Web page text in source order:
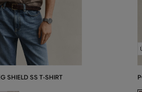
SHIELD SS T-SHIRT